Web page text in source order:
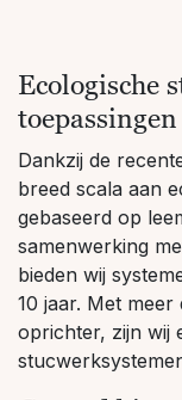
Ecologische
toepassingen
Dankzij de
breed scala aan
gebaseerd op
samenwerking
bieden wij
10 jaar. Met
oprichter, zijn wij